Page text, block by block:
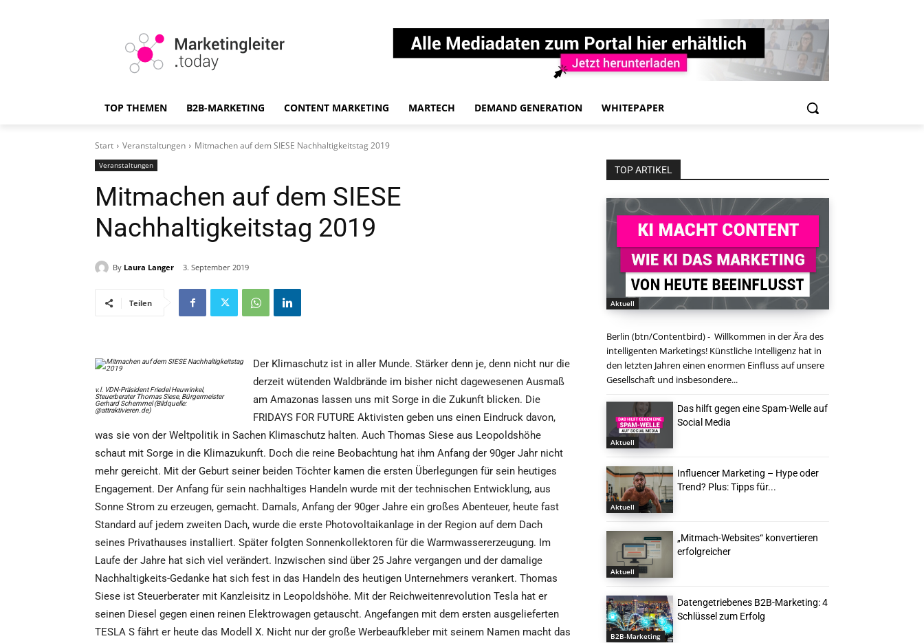
TOP THEMEN B2B-MARKETING CONTENT MARKETING MARTECH DEMAND GENERATION WHITEPAPER
Start Veranstaltungen Mitmachen auf dem SIESE Nachhaltigkeitstag 2019
Veranstaltungen
Mitmachen auf dem SIESE
Nachhaltigkeitstag 2019
By Laura Langer 3. September 2019
Teilen
v.l. VDN-Präsident Friedel Heuwinkel,
Steuerberater Thomas Siese, Bürgermeister
Gerhard Schemmel (Bildquelle:
@attraktivieren.de)
Der Klimaschutz ist in aller Munde. Stärker denn je, denn nicht nur die
derzeit wütenden Waldbrände im bisher nicht dagewesenen Ausmaß
am Amazonas lassen uns mit Sorge in die Zukunft blicken. Die
FRIDAYS FOR FUTURE Aktivisten geben uns einen Eindruck davon,
was sie von der Weltpolitik in Sachen Klimaschutz halten. Auch Thomas Siese aus Leopoldshöhe
schaut mit Sorge in die Klimazukunft. Doch die reine Beobachtung hat ihm Anfang der 90ger Jahr nicht
mehr gereicht. Mit der Geburt seiner beiden Töchter kamen die ersten Überlegungen für sein heutiges
Engagement. Der Anfang für sein nachhaltiges Handeln wurde mit der technischen Entwicklung, aus
Sonne Strom zu erzeugen, gemacht. Damals, Anfang der 90ger Jahre ein großes Abenteuer, heute fast
Standard auf jedem zweiten Dach, wurde die erste Photovoltaikanlage in der Region auf dem Dach
seines Privathauses installiert. Später folgten Sonnenkollektoren für die Warmwassererzeugung. Im
Laufe der Jahre hat sich viel verändert. Inzwischen sind über 25 Jahre vergangen und der damalige
Nachhaltigkeits-Gedanke hat sich fest in das Handeln des heutigen Unternehmers verankert. Thomas
Siese ist Steuerberater mit Kanzleisitz in Leopoldshöhe. Mit der Reichweitenrevolution Tesla hat er
seinen Diesel gegen einen reinen Elektrowagen getauscht. Angefangen mit dem ersten ausgelieferten
TESLA S fährt er heute das Modell X. Nicht nur der große Werbeaufkleber mit seinem Namen macht das
TOP ARTIKEL
Aktuell
Berlin (btn/Contentbird) - Willkommen in der Ära des
intelligenten Marketings! Künstliche Intelligenz hat in
den letzten Jahren einen enormen Einfluss auf unsere
Gesellschaft und insbesondere...
Aktuell
Das hilft gegen eine Spam-Welle auf
Social Media
Aktuell
Influencer Marketing – Hype oder
Trend? Plus: Tipps für...
Aktuell
„Mitmach-Websites“ konvertieren
erfolgreicher
B2B-Marketing
Datengetriebenes B2B-Marketing: 4
Schlüssel zum Erfolg